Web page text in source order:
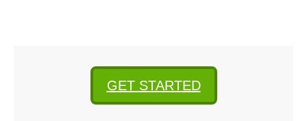
GET STARTED